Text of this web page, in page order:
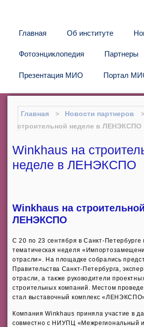
Главная Об институте
Фотоэнциклопедия Партнеры
Презентация МИО Портал
Главная Новости партнеров
строительной неделе в ЛЕНЭКСПО
Winkhaus на
неделе в ЛЕНЭКСПО
Winkhaus на
ЛЕНЭКСПО
С 20 по 23 сентября в Санкт-
тематическая неделя
отрасли». На площадке собрались
Правительства Санкт-Петербурга,
отрасли, а также руководители
строительных компаний. Местом
стал выставочный комплекс
Компания Winkhaus приняла участие в
совместно с НИУПЦ «Межрегиональный